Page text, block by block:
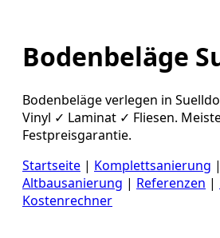
Bodenbeläge
Bodenbeläge verlegen in
Vinyl ✓ Laminat ✓ Fliesen.
Festpreisgarantie.
Startseite | Komplettsanierung |
Altbausanierung | Referenzen |
Kostenrechner